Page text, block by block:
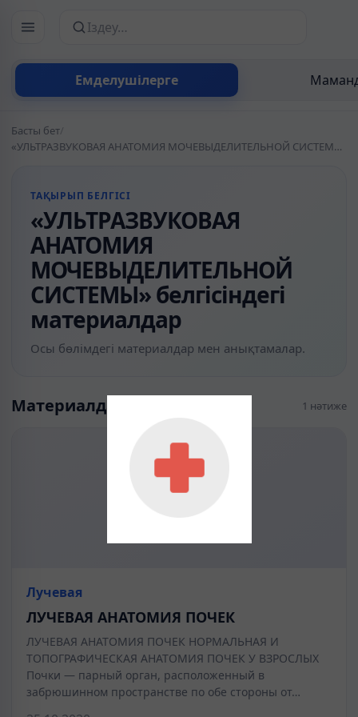
Емделушілерге
Сайттан іздеу
Басты бет/
«УЛЬТРАЗВУКОВАЯ АНАТОМИЯ МОЧЕВЫДЕЛИТЕЛЬНОЙ СИСТЕМЫ» белгісіндегі материалдар
ТАҚЫРЫП БЕЛГІСІ
«УЛЬТРАЗВУКОВАЯ
АНАТОМИЯ
МОЧЕВЫДЕЛИТЕЛЬНОЙ
СИСТЕМЫ» белгісіндегі
материалдар
Осы бөлімдегі материалдар мен анықтамалар.
Материалдар 1 нәтиже
Лучевая
ЛУЧЕВАЯ АНАТОМИЯ ПОЧЕК
ЛУЧЕВАЯ АНАТОМИЯ ПОЧЕК НОРМАЛЬНАЯ И
ТОПОГРАФИЧЕСКАЯ АНАТОМИЯ ПОЧЕК У ВЗРОСЛЫХ
Почки — парный орган, расположенный в
забрюшинном пространстве по обе стороны от…